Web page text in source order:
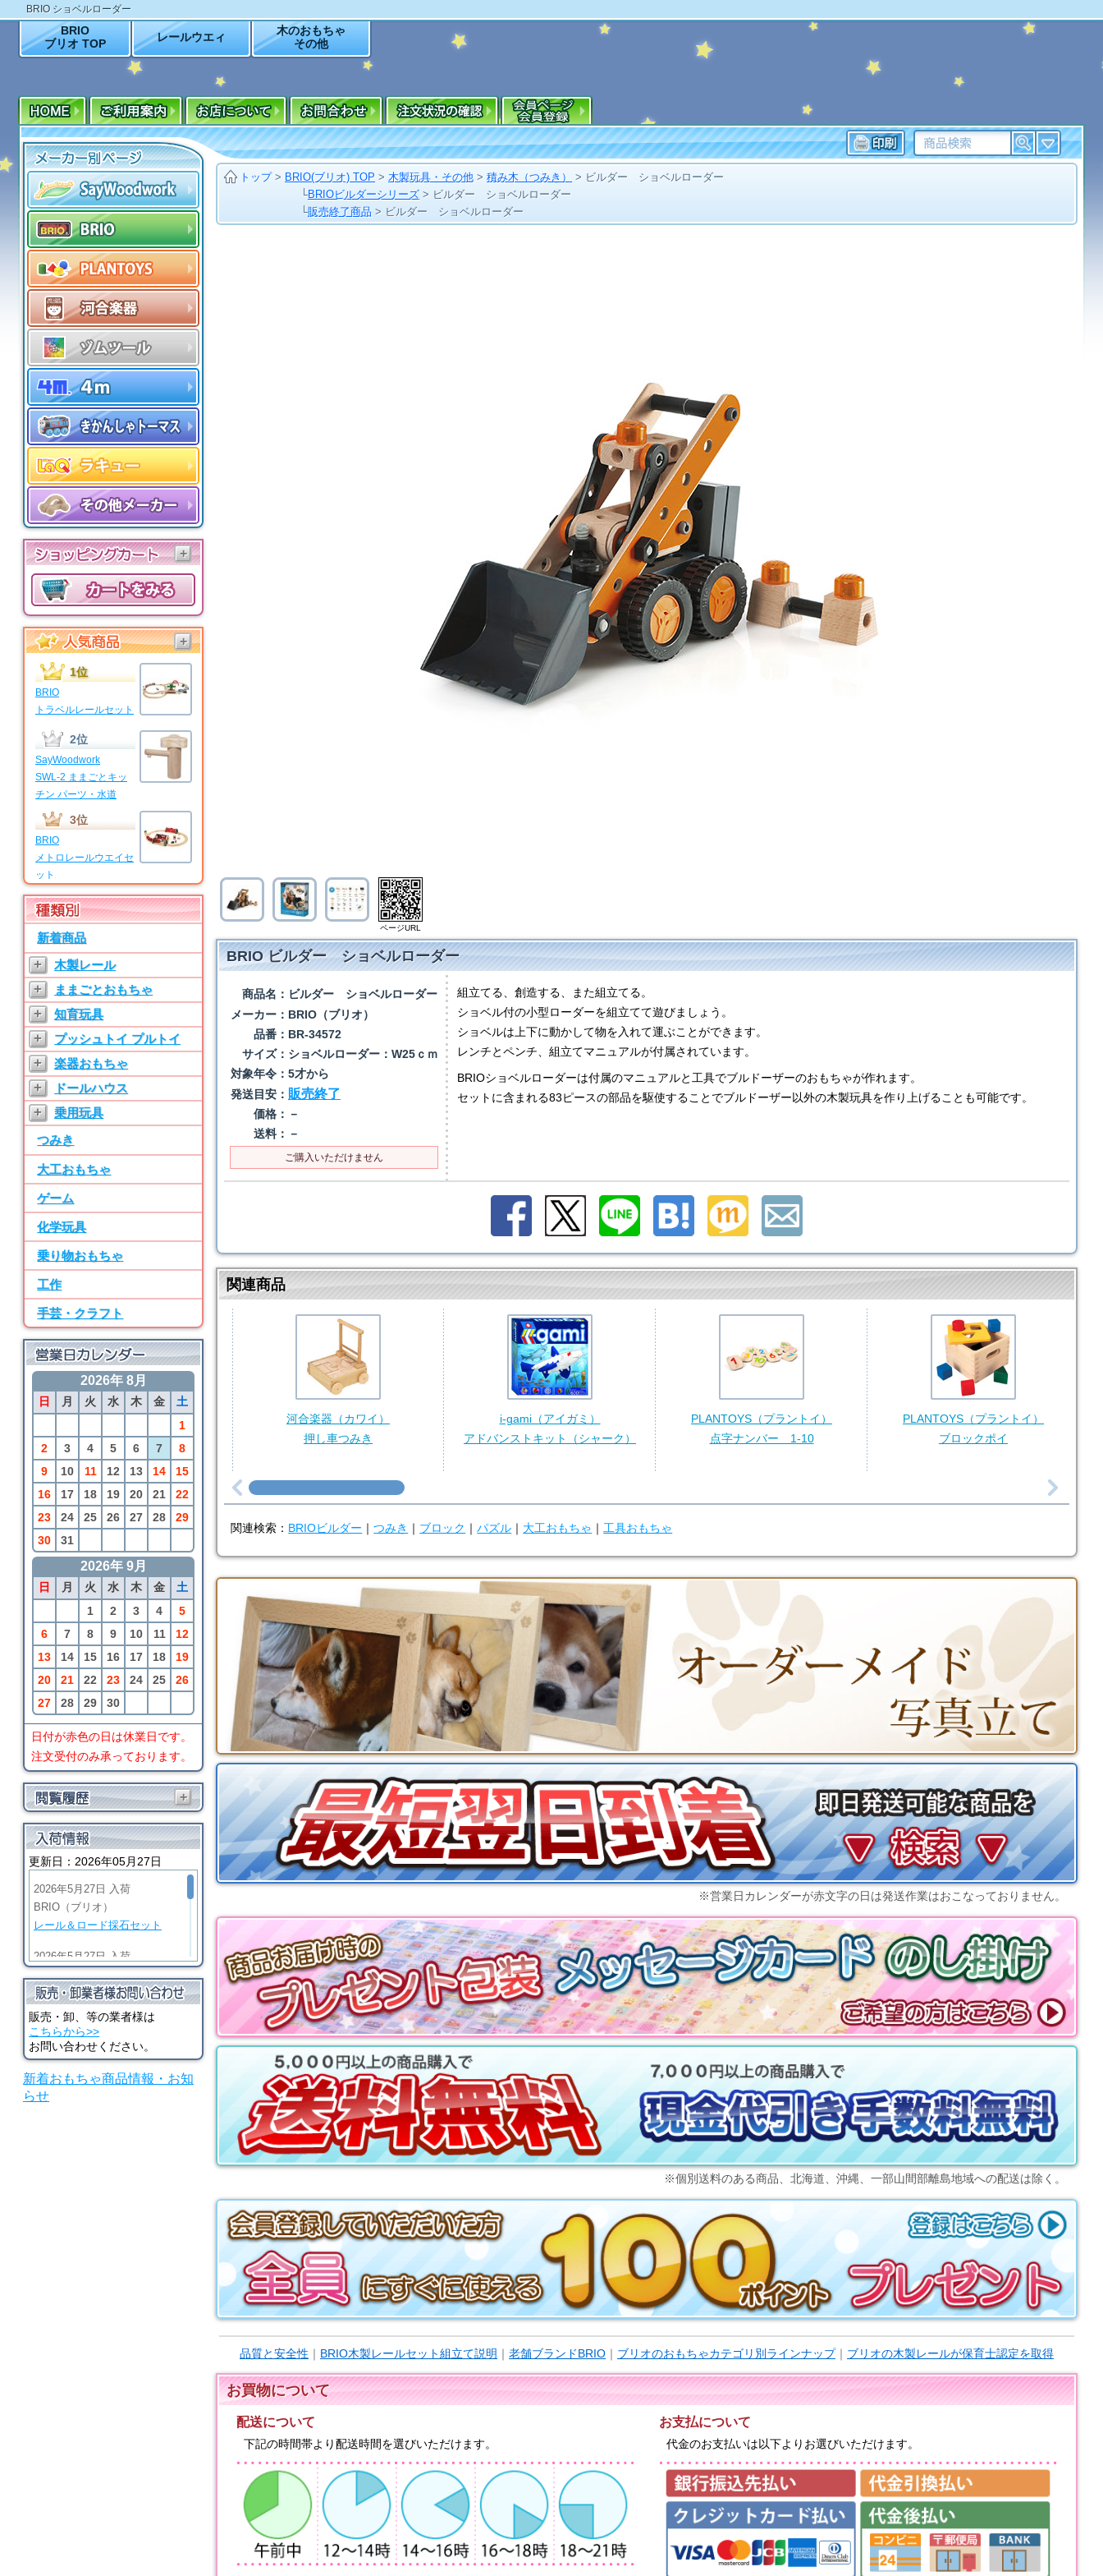
BRIO ショベルローダー
BRIO
ブリオ TOP
レールウエィ
木のおもちゃ
その他
+
+
1位
BRIO
トラベルレールセット
2位
SayWoodwork
SWL-2 ままごとキッ
チン パーツ・水道
3位
BRIO
メトロレールウエイセ
ット
4位
BRIO
マイファーストビギナ
ーセット
5位
SayWoodwork
SWL-T ままごとキッ
チン パーツ・水道
6位
SayWoodwork
SW-3 ままごとキッチ
ン パーツ・水道
7位
BRIO
50ピース追加レールセ
ット
8位
SayWoodwork
SWM-2 ままごとキッ
チン パーツ・水道
9位
BRIO
アニマルファームセッ
ト
10位
BRIO
新着商品
+ 木製レール
+ ままごとおもちゃ
+ 知育玩具
+ プッシュトイ プルトイ
+ 楽器おもちゃ
+ ドールハウス
+
乗用玩具
つみき
大工おもちゃ
ゲーム
化学玩具
乗り物おもちゃ
工作
手芸・クラフト
2026年 8月
日 月 火 水 木 金
土
1
2
3 4 5 6 7
8
9
10 11 12 13 14
15
16
17 18 19 20 21
22
23
24 25 26 27 28
29
30
31
2026年 9月
日 月 火 水 木 金
土
1
2 3 4
5
6
7 8 9 10 11
12
13
14 15 16 17 18
19
20
21 22 23 24 25
26
27
28 29 30
日付が赤色の日は休業日です。
注文受付のみ承っております。
+
BRIO
ビルダー ショベルロ
ーダー
更新日：2026年05月27日
2026年5月27日 入荷
BRIO（ブリオ）
レール＆ロード採石セット
2026年5月27日 入荷
ビッググリーンアクション機
関車
2026年5月27日 入荷
BRIO（ブリオ）
マイティゴールドアクション
機関車
販売・卸、等の業者様は
こちらから>>
お問い合わせください。
新着おもちゃ商品情報・お知
らせ
トップ> BRIO(ブリオ) TOP > 木製玩具・その他 >積み木（つみき） > ビルダー ショベルローダー
└BRIOビルダーシリーズ> ビルダー ショベルローダー
└販売終了商品 > ビルダー ショベルローダー
ページURL
BRIO ビルダー ショベルローダー
商品名： ビルダー ショベルローダー
メーカー： BRIO（ブリオ）
品番： BR-34572
サイズ： ショベルローダー：W25ｃｍ
対象年令： 5才から
発送目安： 販売終了
価格： －
送料： －
ご購入いただけません
組立てる、創造する、また組立てる。
ショベル付の小型ローダーを組立てて遊びましょう。
ショベルは上下に動かして物を入れて運ぶことができます。
レンチとペンチ、組立てマニュアルが付属されています。
BRIOショベルローダーは付属のマニュアルと工具でブルドーザーのおもちゃが作れます。
セットに含まれる83ピースの部品を駆使することでブルドーザー以外の木製玩具を作り上げることも可能です。
関連商品
河合楽器（カワイ）
押し車つみき
i-gami（アイガミ）
アドバンストキット（シャーク）
PLANTOYS（プラントイ）
点字ナンバー 1-10
PLANTOYS（プラントイ）
ブロックポイ
関連検索： BRIOビルダー ｜つみき ブロック ｜パズル 大工おもちゃ ｜工具おもちゃ
※営業日カレンダーが赤文字の日は発送作業はおこなっておりません。
※個別送料のある商品、北海道、沖縄、一部山間部離島地域への配送は除く。
品質と安全性 ｜ BRIO木製レールセット組立て説明 ｜ 老舗ブランドBRIO ｜ ブリオのおもちゃカテゴリ別ラインナップ｜ ブリオの木製レールが保育士認定を取得
お買物について
配送について
下記の時間帯より配送時間を選びいただけます。
お支払について
代金のお支払いは以下よりお選びいただけます。